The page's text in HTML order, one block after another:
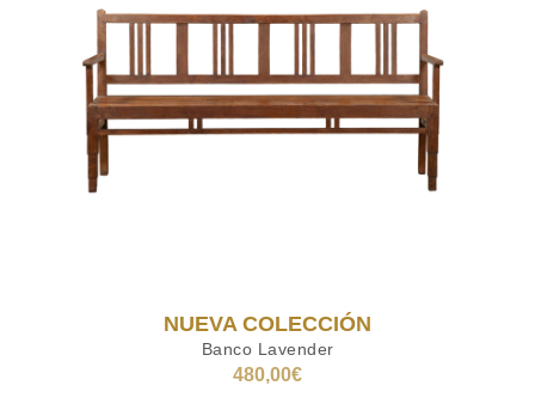
NUEVA COLECCIÓN
Banco Lavender
480,00€